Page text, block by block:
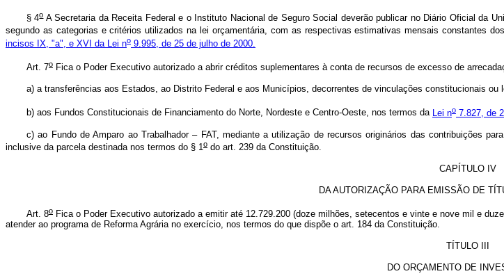
§ 4oA Secretaria da Receita Federal e o Instituto Nacional de Seguro Social deverão publicar no Diário Oficial da
segundo as categorias e critérios utilizados na lei orçamentária, com as respectivas estimativas mensais constantes
incisos IX, "a", e XVI da Lei no 9.995, de 25 de julho de 2000.
Art. 7o Fica o Poder Executivo autorizado a abrir créditos suplementares à conta de recursos de excesso de
a) a transferências aos Estados, ao Distrito Federal e aos Municípios, decorrentes de vinculações constitucionais ou
b) aos Fundos Constitucionais de Financiamento do Norte, Nordeste e Centro-Oeste, nos termos da Lei no 7.827, de
c) ao Fundo de Amparo ao Trabalhador – FAT, mediante a utilização de recursos originários das contribuições
inclusive da parcela destinada nos termos do § 1 o do art. 239 da Constituição.
CAPÍTULO IV
DA AUTORIZAÇÃO PARA EMISSÃO DE
Art. 8o Fica o Poder Executivo autorizado a emitir até 12.729.200 (doze milhões, setecentos e vinte e nove mil e
atender ao programa de Reforma Agrária no exercício, nos termos do que dispõe o art. 184 da Constituição.
TÍTULO III
DO ORÇAMENTO DE